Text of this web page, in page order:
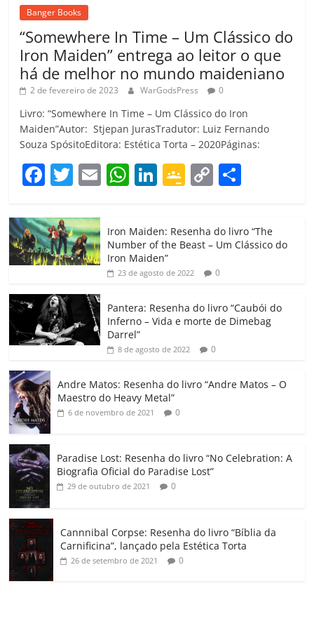
Banger Books
“Somewhere In Time – Um Clássico do
Iron Maiden” entrega ao leitor o que
há de melhor no mundo maideniano
2 de fevereiro de 2023 WarGodsPress 0
Livro: “Somewhere In Time – Um Clássico do Iron
Maiden”Autor: Stjepan JurasTradutor: Luiz Fernando
Souza SpósitoEditora: Estética Torta – 2020Páginas:
F
c
e
b
o
o
k
T
itt
er
E W
at
s
A
p
Li
e
dI
G
gl
e
Cl
a
ss
ro
o
C
p
y
Li
k
m
p
h
ar
Iron Maiden: Resenha do livro “The
Number of the Beast – Um Clássico do
Iron Maiden”
23 de agosto de 2022 0
Pantera: Resenha do livro “Caubói do
Inferno – Vida e morte de Dimebag
Darrel”
8 de agosto de 2022 0
Andre Matos: Resenha do livro “Andre Matos – O
Maestro do Heavy Metal”
6 de novembro de 2021 0
Paradise Lost: Resenha do livro “No Celebration: A
Biografia Oficial do Paradise Lost”
29 de outubro de 2021 0
Cannnibal Corpse: Resenha do livro “Bíblia da
Carnificina”, lançado pela Estética Torta
26 de setembro de 2021 0